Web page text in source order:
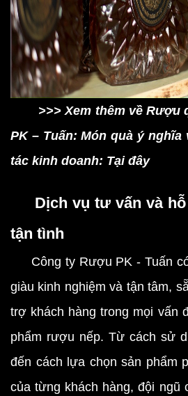
>>> Xem thêm về Rượu
PK – Tuấn: Món quà ý
tác kinh doanh: Tại đây
Dịch vụ tư vấn và hỗ
tận tình
Công ty Rượu PK - Tuấn
giàu kinh nghiệm và tận tâm,
trợ khách hàng trong mọi vấn
phẩm rượu nếp. Từ cách sử
đến cách lựa chọn sản phẩm
của từng khách hàng, đội ngũ